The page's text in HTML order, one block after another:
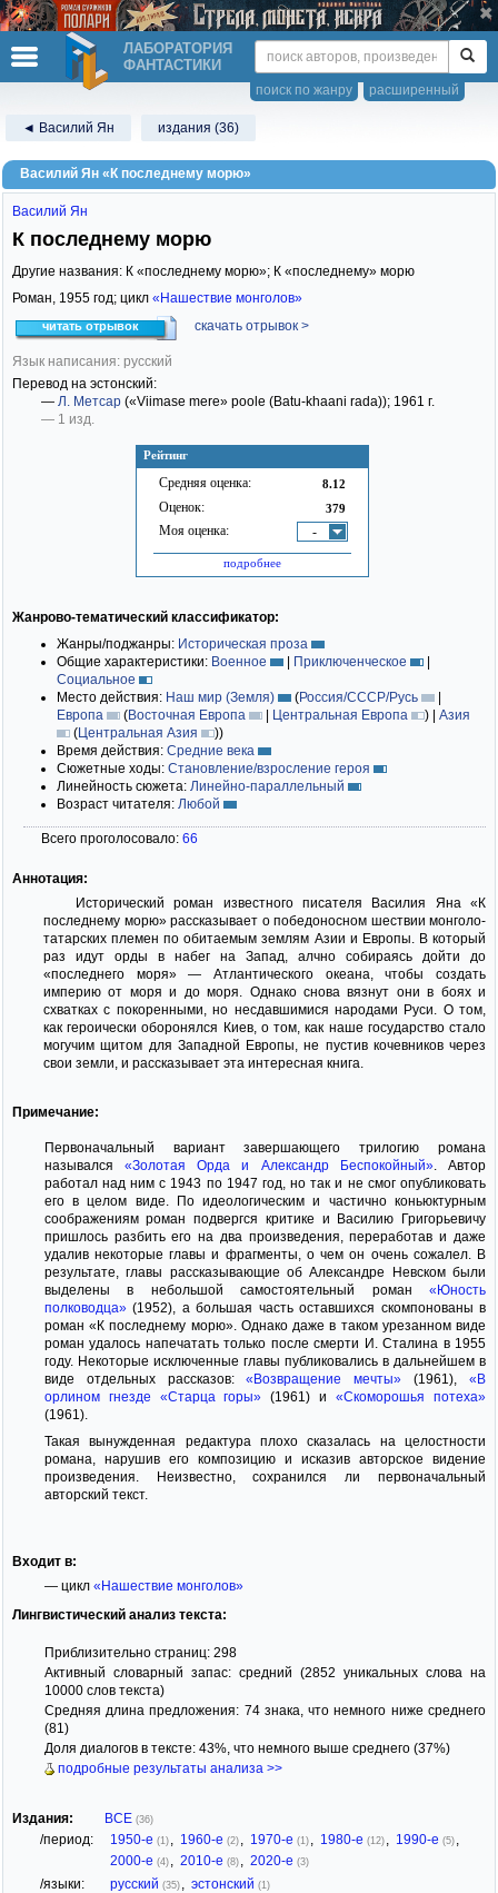
ЛАБОРАТОРИЯ
ФАНТАСТИКИ
расширенный
поиск по жанру
◄ Василий Ян издания (36)
Василий Ян «К последнему морю»
Рейтинг
Средняя оценка: 8.12
Оценок: 379
Моя оценка: -
подробнее
Василий Ян
К последнему морю
Другие названия: К «последнему морю»; К «последнему» морю
Роман, 1955 год; цикл «Нашествие монголов»
читать отрывок скачать отрывок >
Язык написания: русский
Перевод на эстонский:
— Л. Метсар («Viimase mere» poole (Batu-khaani rada)); 1961 г.
— 1 изд.
Жанрово-тематический классификатор:
Жанры/поджанры: Историческая проза
Общие характеристики: Военное | Приключенческое
|
Социальное
Место действия: Наш мир (Земля) (Россия/СССР/Русь
|
Европа
(Восточная Европа | Центральная Европа ) | Азия
(Центральная Азия ))
Время действия: Средние века
Сюжетные ходы: Становление/взросление героя
Линейность сюжета: Линейно-параллельный
Возраст читателя: Любой
Всего проголосовало: 66
Аннотация:
Исторический роман известного писателя Василия Яна «К
последнему морю» рассказывает о победоносном шествии монголо-
татарских племен по обитаемым землям Азии и Европы. В который
раз идут орды в набег на Запад, алчно собираясь дойти до
«последнего моря» — Атлантического океана, чтобы создать
империю от моря и до моря. Однако снова вязнут они в боях и
схватках с покоренными, но несдавшимися народами Руси. О том,
как героически оборонялся Киев, о том, как наше государство стало
могучим щитом для Западной Европы, не пустив кочевников через
свои земли, и рассказывает эта интересная книга.
Примечание:
Первоначальный вариант завершающего трилогию романа
назывался «Золотая Орда и Александр Беспокойный». Автор
работал над ним с 1943 по 1947 год, но так и не смог опубликовать
его в целом виде. По идеологическим и частично коньюктурным
соображениям роман подвергся критике и Василию Григорьевичу
пришлось разбить его на два произведения, переработав и даже
удалив некоторые главы и фрагменты, о чем он очень сожалел. В
результате, главы рассказывающие об Александре Невском были
выделены в небольшой самостоятельный роман «Юность
полководца»(1952), а большая часть оставшихся скомпонованы в
роман «К последнему морю». Однако даже в таком урезанном виде
роман удалось напечатать только после смерти И. Сталина в 1955
году. Некоторые исключенные главы публиковались в дальнейшем в
виде отдельных рассказов:«Возвращение мечты» (1961),«В
орлином гнезде «Старца горы» (1961) и«Скоморошья потеха»
(1961).
Такая вынужденная редактура плохо сказалась на целостности
романа, нарушив его композицию и исказив авторское видение
произведения. Неизвестно, сохранился ли первоначальный
авторский текст.
Входит в:
— цикл «Нашествие монголов»
Лингвистический анализ текста:
Приблизительно страниц: 298
Активный словарный запас: средний (2852 уникальных слова на
10000 слов текста)
Средняя длина предложения: 74 знака, что немного ниже среднего
(81)
Доля диалогов в тексте: 43%, что немного выше среднего (37%)
подробные результаты анализа >>
Издания: ВСЕ (36)
/период: 1950-е (1) 1960-е (2) 1970-е (1) 1980-е (12) 1990-е (5)
2000-е (4) 2010-е (8) 2020-е (3)
/языки: русский (35) эстонский (1)